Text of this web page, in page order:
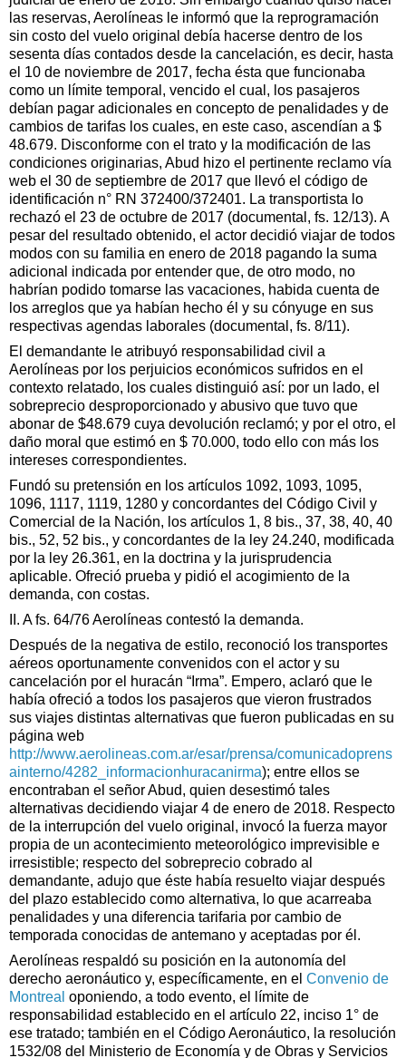
las reservas, Aerolíneas le informó que la reprogramación
sin costo del vuelo original debía hacerse dentro de los
sesenta días contados desde la cancelación, es decir, hasta
el 10 de noviembre de 2017, fecha ésta que funcionaba
como un límite temporal, vencido el cual, los pasajeros
debían pagar adicionales en concepto de penalidades y de
cambios de tarifas los cuales, en este caso, ascendían a $
48.679. Disconforme con el trato y la modificación de las
condiciones originarias, Abud hizo el pertinente reclamo vía
web el 30 de septiembre de 2017 que llevó el código de
identificación n° RN 372400/372401. La transportista lo
rechazó el 23 de octubre de 2017 (documental, fs. 12/13). A
pesar del resultado obtenido, el actor decidió viajar de todos
modos con su familia en enero de 2018 pagando la suma
adicional indicada por entender que, de otro modo, no
habrían podido tomarse las vacaciones, habida cuenta de
los arreglos que ya habían hecho él y su cónyuge en sus
respectivas agendas laborales (documental, fs. 8/11).
El demandante le atribuyó responsabilidad civil a
Aerolíneas por los perjuicios económicos sufridos en el
contexto relatado, los cuales distinguió así: por un lado, el
sobreprecio desproporcionado y abusivo que tuvo que
abonar de $48.679 cuya devolución reclamó; y por el otro, el
daño moral que estimó en $ 70.000, todo ello con más los
intereses correspondientes.
Fundó su pretensión en los artículos 1092, 1093, 1095,
1096, 1117, 1119, 1280 y concordantes del Código Civil y
Comercial de la Nación, los artículos 1, 8 bis., 37, 38, 40, 40
bis., 52, 52 bis., y concordantes de la ley 24.240, modificada
por la ley 26.361, en la doctrina y la jurisprudencia
aplicable. Ofreció prueba y pidió el acogimiento de la
demanda, con costas.
II. A fs. 64/76 Aerolíneas contestó la demanda.
Después de la negativa de estilo, reconoció los transportes
aéreos oportunamente convenidos con el actor y su
cancelación por el huracán “Irma”. Empero, aclaró que le
había ofreció a todos los pasajeros que vieron frustrados
sus viajes distintas alternativas que fueron publicadas en su
página web
http://www.aerolineas.com.ar/esar/prensa/comunicadoprens
ainterno/4282_informacionhuracanirma); entre ellos se
encontraban el señor Abud, quien desestimó tales
alternativas decidiendo viajar 4 de enero de 2018. Respecto
de la interrupción del vuelo original, invocó la fuerza mayor
propia de un acontecimiento meteorológico imprevisible e
irresistible; respecto del sobreprecio cobrado al
demandante, adujo que éste había resuelto viajar después
del plazo establecido como alternativa, lo que acarreaba
penalidades y una diferencia tarifaria por cambio de
temporada conocidas de antemano y aceptadas por él.
Aerolíneas respaldó su posición en la autonomía del
derecho aeronáutico y, específicamente, en el Convenio de
Montreal oponiendo, a todo evento, el límite de
responsabilidad establecido en el artículo 22, inciso 1° de
ese tratado; también en el Código Aeronáutico, la resolución
1532/08 del Ministerio de Economía y de Obras y Servicios